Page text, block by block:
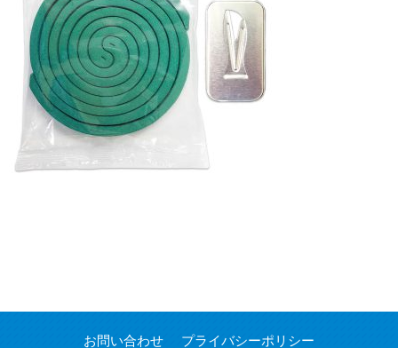
お問い合わせ プライバシーポリシー